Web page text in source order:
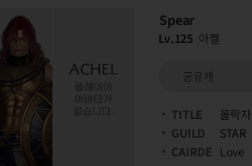
Spear
Lv.125 아켈
공유캐
TITLE
몰락
GUILD
STAR
CAIRDE Love